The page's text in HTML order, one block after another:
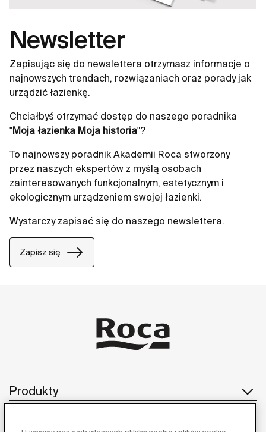
Newsletter
Zapisując się do newslettera otrzymasz informacje o
najnowszych trendach, rozwiązaniach oraz porady jak
urządzić łazienkę.
Chciałbyś otrzymać dostęp do naszego poradnika
"Moja łazienka Moja historia"?
To najnowszy poradnik Akademii Roca stworzony
przez naszych ekspertów z myślą osobach
zainteresowanych funkcjonalnym, estetycznym i
ekologicznym urządzeniem swojej łazienki.
Wystarczy zapisać się do naszego newslettera.
Zapisz się
Produkty